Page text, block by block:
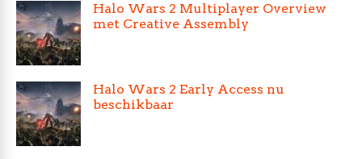
Halo Wars 2 Multiplayer Overview
met Creative Assembly
Halo Wars 2 Early Access nu
beschikbaar